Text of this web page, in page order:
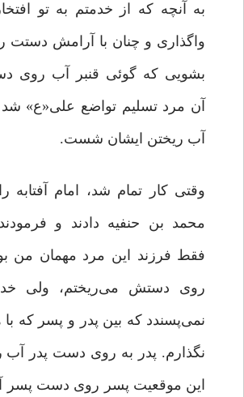
به آنچه که از خدمتم به تو
واگذارى و چنان با آرامش دستت
بشویى که گوئی قنبر آب روى
آن مرد تسلیم تواضع على«ع»
آب ریختن ایشان شست.
وقتى کار تمام شد، امام آفتابه
محمد بن حنفیه دادند و
فقط فرزند این مرد مهمان من
روى دستش مى‌ریختم، ولى
نمى‌پسندد که بین پدر و پسر که
نگذارم. پدر به روى دست پدر آب
این موقعیت پسر روى دست پسر